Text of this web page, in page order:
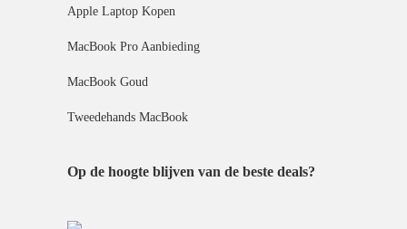
Apple Laptop Kopen
MacBook Pro Aanbieding
MacBook Goud
Tweedehands MacBook
Op de hoogte blijven van de beste deals?